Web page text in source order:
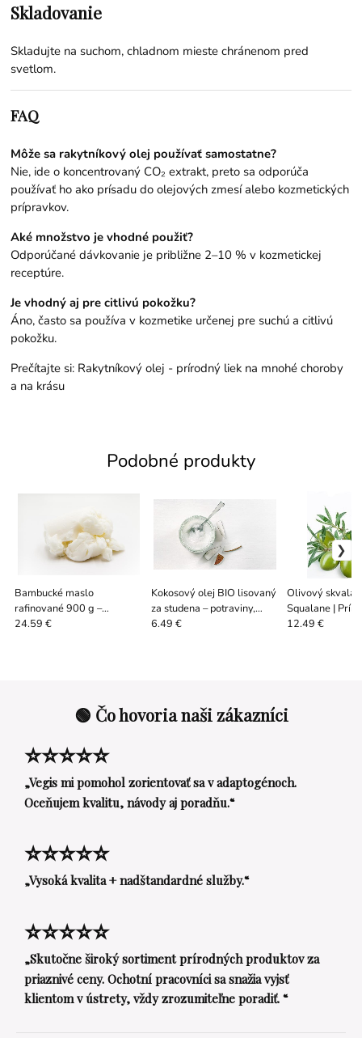
Skladovanie
Skladujte na suchom, chladnom mieste chránenom pred
svetlom.
FAQ
Môže sa rakytníkový olej používať samostatne?
Nie, ide o koncentrovaný CO₂ extrakt, preto sa odporúča
používať ho ako prísadu do olejových zmesí alebo kozmetických
prípravkov.
Aké množstvo je vhodné použiť?
Odporúčané dávkovanie je približne 2–10 % v kozmetickej
receptúre.
Je vhodný aj pre citlivú pokožku?
Áno, často sa používa v kozmetike určenej pre suchú a citlivú
pokožku.
Prečítajte si: Rakytníkový olej - prírodný liek na mnohé choroby
a na krásu
Podobné produkty
Bambucké maslo
rafinované 900 g –
univerzálna kozmetická
24.59 €
Kokosový olej BIO lisovaný
za studena – potraviny,
kozmetika, mydlo
6.49 €
Olivový
Squalane |
na pleť
12.49 €
🟢 Čo hovoria naši zákazníci
⭐⭐⭐⭐⭐
„Vegis mi pomohol zorientovať sa v adaptogénoch.
Oceňujem kvalitu, návody aj poradňu.“
⭐⭐⭐⭐⭐
„Vysoká kvalita + nadštandardné služby.“
⭐⭐⭐⭐⭐
„Skutočne široký sortiment prírodných produktov za
priaznivé ceny. Ochotní pracovníci sa snažia vyjsť
klientom v ústrety, vždy zrozumiteľne poradiť. “